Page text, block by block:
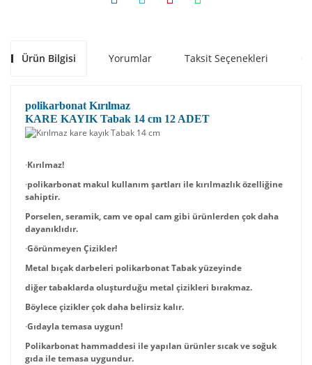
Ürün Bilgisi Yorumlar Taksit Seçenekleri
polikarbonat Kırılmaz
KARE KAYIK Tabak 14 cm 12 ADET
·Kırılmaz!
·polikarbonat makul kullanım şartları ile kırılmazlık özelliğine
sahiptir.
Porselen, seramik, cam ve opal cam gibi ürünlerden çok daha
dayanıklıdır.
·Görünmeyen Çizikler!
Metal bıçak darbeleri polikarbonat Tabak yüzeyinde
diğer tabaklarda oluşturduğu metal çizikleri bırakmaz.
Böylece çizikler çok daha belirsiz kalır.
·Gıdayla temasa uygun!
Polikarbonat hammaddesi ile yapılan ürünler sıcak ve soğuk
gıda ile temasa uygundur.